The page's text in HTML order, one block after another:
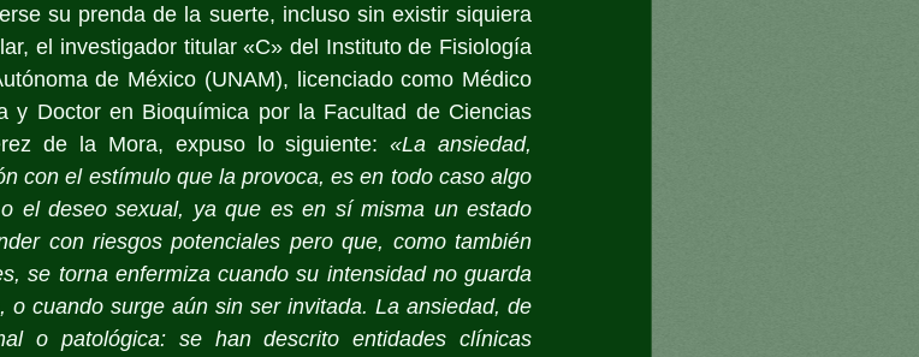
su prenda de la suerte, incluso sin existir siquiera
el investigador titular «C» del Instituto de Fisiología
de México (UNAM), licenciado como Médico
y Doctor en Bioquímica por la Facultad de Ciencias
de la Mora, expuso lo siguiente: «La ansiedad,
con el estímulo que la provoca, es en todo caso algo
el deseo sexual, ya que es en sí misma un estado
con riesgos potenciales pero que, como también
se torna enfermiza cuando su intensidad no guarda
cuando surge aún sin ser invitada. La ansiedad, de
o patológica: se han descrito entidades clínicas